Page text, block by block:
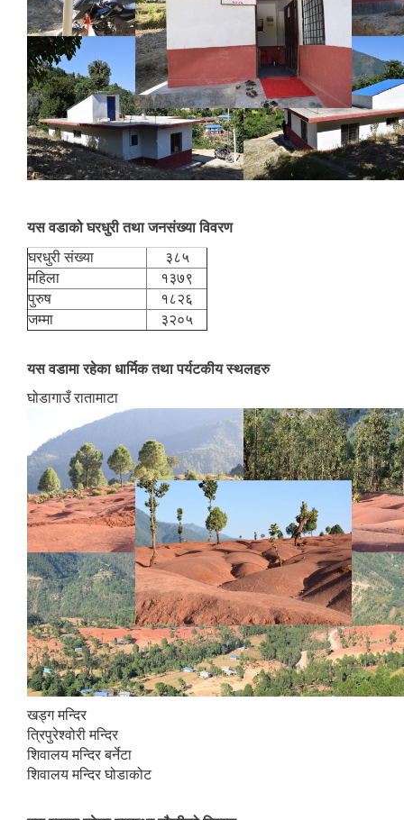
यस वडाको घरधुरी तथा जनसंख्या विवरण
घरधुरी संख्या
३८५
महिला
१३७९
पुरुष
१८२६
जम्मा
३२०५
यस वडामा रहेका धार्मिक तथा पर्यटकीय स्थलहरु
घोडागाउँ रातामाटा
खड्ग मन्दिर
त्रिपुरेश्वोरी मन्दिर
शिवालय मन्दिर बर्नेटा
शिवालय मन्दिर घोडाकोट